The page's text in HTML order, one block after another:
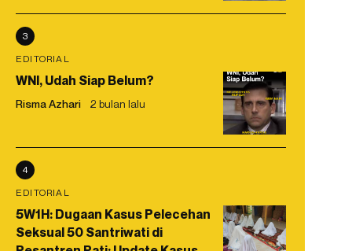
3
EDITORIAL
WNI, Udah Siap Belum?
Risma Azhari 2 bulan lalu
4
EDITORIAL
5W1H: Dugaan Kasus Pelecehan
Seksual 50 Santriwati di